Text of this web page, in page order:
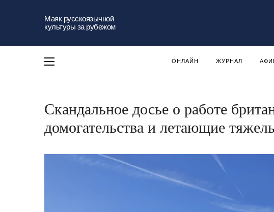
Маяк русскоязычной
культуры за рубежом
ОНЛАЙН ЖУРНАЛ
Скандальное досье о работе
домогательства и летающие